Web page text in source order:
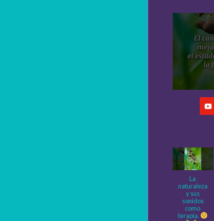
La
naturaleza
y sus
sonidos
como
terapia.